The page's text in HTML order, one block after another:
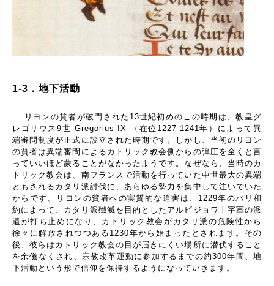
1-3 ．地下活動
リヨンの貧者が破門された 13世紀初めのこの時期は、教皇グ
レゴリウス 9世 Gregorius IX （在位 1227-1241年）によって異
端審問制度が正式に設立された時期です。しかし、当初のリヨン
の貧者は異端審問によるカトリック教会側からの弾圧を全くと言
っていいほど蒙ることがなかったようです。なぜなら、当時のカ
トリック教会は、南フランスで活動を行っていた中世最大の異端
ともされるカタリ派討伐に、あらゆる勢力を集中して注いでいた
からです。リヨンの貧者への実質的な迫害は、 1229年のパリ和
約によって、カタリ派殲滅を目的としたアルビジョワ十字軍の派
遣が打ち止めになり、カトリック教会がカタリ派の危険性から
徐々に解放されつつある 1230年から始まったとされます。その
後、彼らはカトリック教会の目が届きにくい場所に潜伏すること
を余儀なくされ、宗教改革運動に参加するまでの約300年間、地
下活動という形で信仰を保持するようになっていきます。